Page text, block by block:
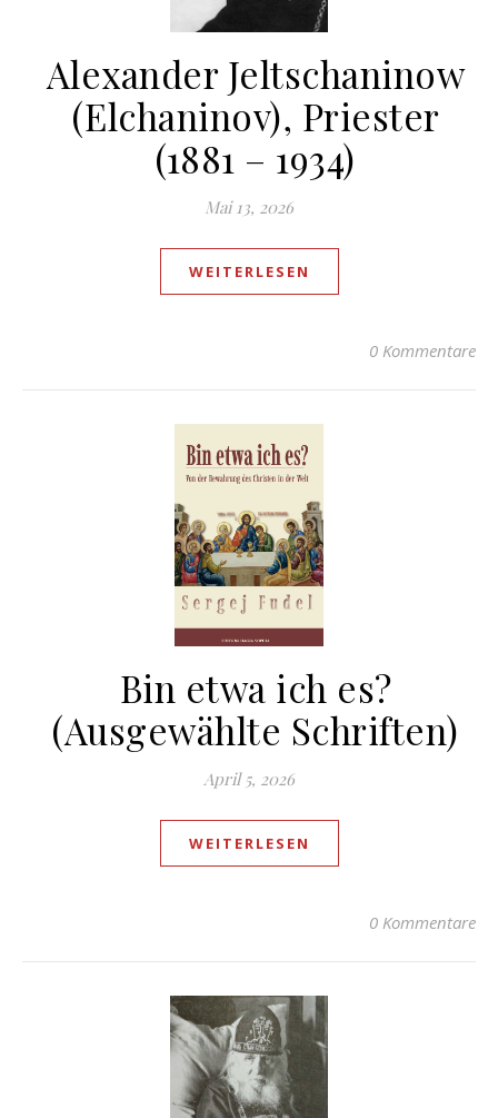
Alexander Jeltschaninow
(Elchaninov), Priester
(1881 – 1934)
Mai 13, 2026
WEITERLESEN
0 Kommentare
Bin etwa ich es?
(Ausgewählte Schriften)
April 5, 2026
WEITERLESEN
0 Kommentare